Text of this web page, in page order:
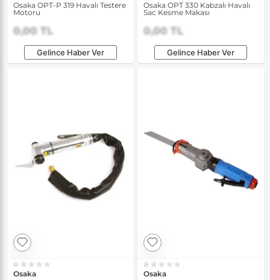
Osaka OPT-P 319 Havalı Testere
Motoru
0,00 TL
Gelince Haber Ver
Osaka OPT 330 Kabzalı Havalı
Sac Kesme Makası
0,00 TL
Gelince Haber Ver
Osaka
Osaka